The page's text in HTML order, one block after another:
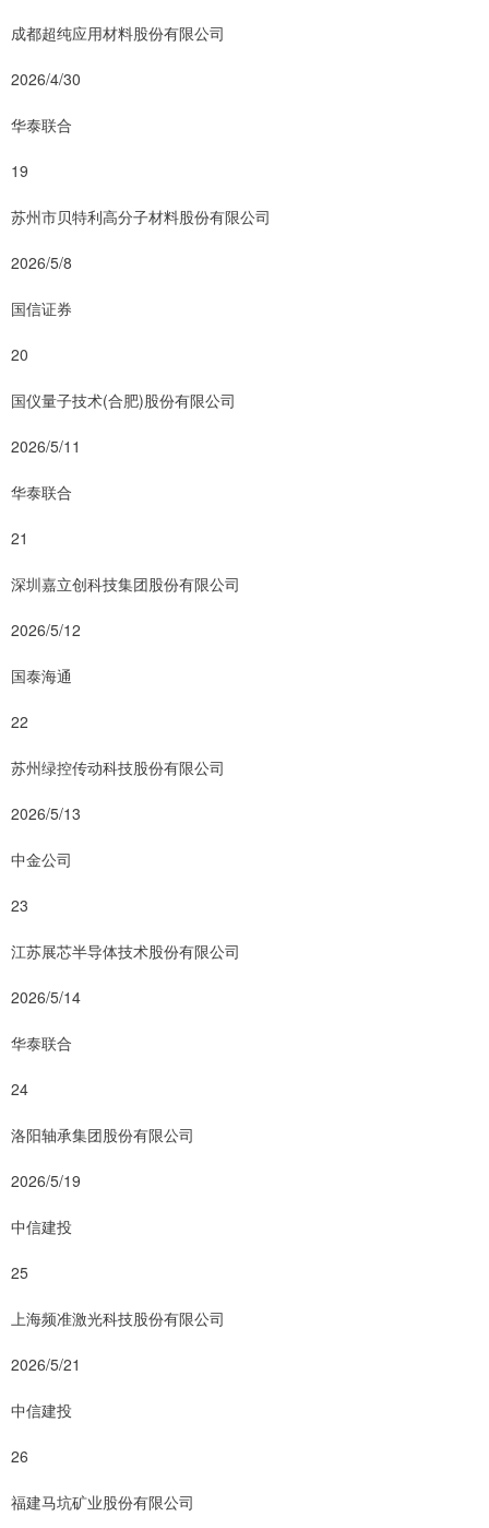
成都超纯应用材料股份有限公司
2026/4/30
华泰联合
19
苏州市贝特利高分子材料股份有限公司
2026/5/8
国信证券
20
国仪量子技术(合肥)股份有限公司
2026/5/11
华泰联合
21
深圳嘉立创科技集团股份有限公司
2026/5/12
国泰海通
22
苏州绿控传动科技股份有限公司
2026/5/13
中金公司
23
江苏展芯半导体技术股份有限公司
2026/5/14
华泰联合
24
洛阳轴承集团股份有限公司
2026/5/19
中信建投
25
上海频准激光科技股份有限公司
2026/5/21
中信建投
26
福建马坑矿业股份有限公司